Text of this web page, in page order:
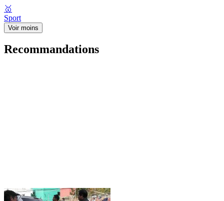
🥇
Sport
Voir moins
Recommandations